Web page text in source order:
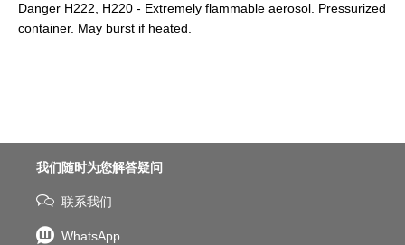
Danger H222, H220 - Extremely flammable aerosol. Pressurized
container. May burst if heated.
我们随时为您解答疑问
联系我们
WhatsApp